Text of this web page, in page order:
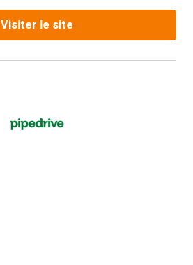
Visiter le site